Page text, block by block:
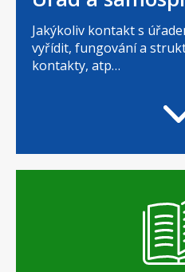
Jakýkoliv kontakt s
vyřídit, fungování a
kontakty, atp…